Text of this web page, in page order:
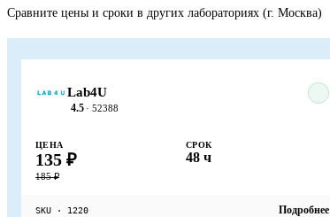
Сравните цены и сроки в других лабораториях (г. Москва)
Lab4U
4.5 · 52388
ЦЕНА
135 ₽
185 ₽
СРОК
48 ч
SKU · 1220 Подробнее